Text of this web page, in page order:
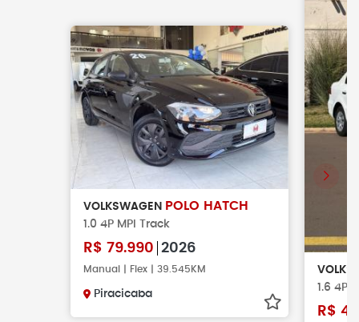
VOLKSWAGEN POLO HATCH
1.0 4P MPI Track
R$ 79.990 2026
Manual | Flex | 39.545KM
Piracicaba
1.6 4P
R$